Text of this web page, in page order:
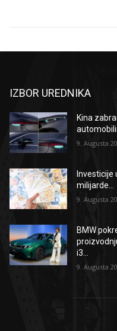
IZBOR UREDNIKA
Kina
9. Augusta
Investicije
milijarde...
9. Augusta
BMW
i3...
9. Augusta